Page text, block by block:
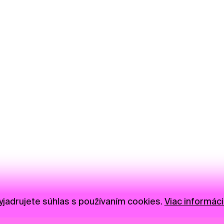
súhlas s používaním cookies. Viac